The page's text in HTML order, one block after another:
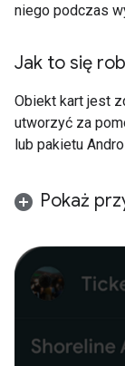
niego podczas
Jak to się
Obiekt kart jest
utworzyć za
lub pakietu
Pokaż